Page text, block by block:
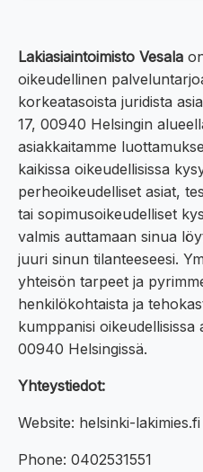
Lakiasiaintoimisto Vesala
oikeudellinen
korkeatasoista juridista
17, 00940 Helsingin
asiakkaitamme
kaikissa oikeudellisissa
perheoikeudelliset asiat,
tai sopimusoikeudelliset
valmis auttamaan sinua
juuri sinun tilanteeseesi.
yhteisön tarpeet ja
henkilökohtaista ja
kumppanisi oikeudellisissa
00940 Helsingissä.
Yhteystiedot:
Website: helsinki-lakimies.fi
Phone: 0402531551